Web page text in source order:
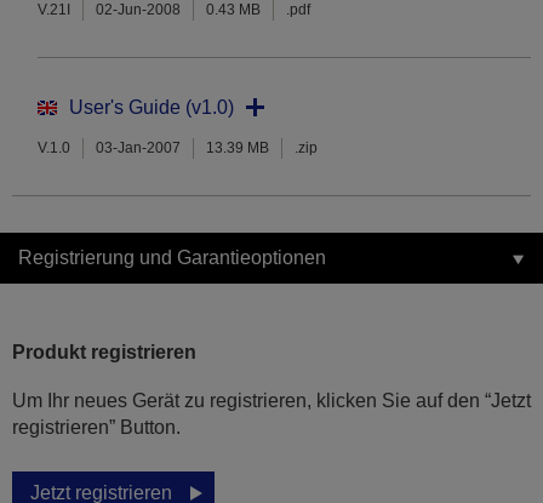
V.21I 02-Jun-2008 0.43 MB .pdf
User's Guide (v1.0)
V.1.0 03-Jan-2007 13.39 MB .zip
Registrierung und Garantieoptionen
Produkt registrieren
Um Ihr neues Gerät zu registrieren, klicken Sie auf den “Jetzt
registrieren” Button.
Jetzt registrieren